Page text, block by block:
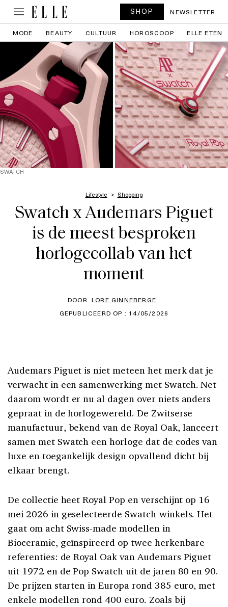
SHOP NEWSLETTER
MODE BEAUTY CULTUUR HOROSCOOP ELLE ETEN
SWATCH
Lifestyle Shopping
Swatch x Audemars Piguet
is de meest besproken
horlogecollab van het
moment
DOOR LORE GINNEBERGE
GEPUBLICEERD OP : 14/05/2026
Audemars Piguet is niet meteen het merk dat je
verwacht in een samenwerking met Swatch. Net
daarom wordt er nu al dagen over niets anders
gepraat in de horlogewereld. De Zwitserse
manufactuur, bekend van de Royal Oak, lanceert
samen met Swatch een horloge dat de codes van
luxe en toegankelijk design opvallend dicht bij
elkaar brengt.
De collectie heet Royal Pop en verschijnt op 16
mei 2026 in geselecteerde Swatch-winkels. Het
gaat om acht Swiss-made modellen in
Bioceramic, geïnspireerd op twee herkenbare
referenties: de Royal Oak van Audemars Piguet
uit 1972 en de Pop Swatch uit de jaren 80 en 90.
De prijzen starten in Europa rond 385 euro, met
enkele modellen rond 400 euro. Zoals bij